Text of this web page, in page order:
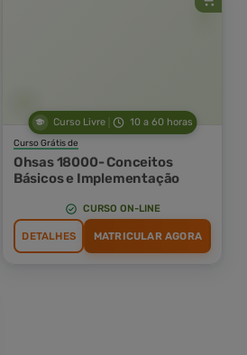
Curso Livre 10 a 60 horas
Curso Grátis de
Ohsas 18000- Conceitos
Básicos e Implementação
CURSO ON-LINE
DETALHES MATRICULAR AGORA